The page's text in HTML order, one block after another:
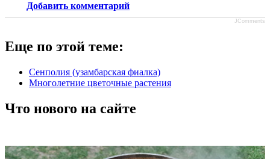
Добавить комментарий
JComments
Еще по этой теме:
Сенполия (узамбарская фиалка)
Многолетние цветочные растения
Что нового на сайте